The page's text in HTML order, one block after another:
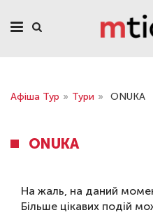
Афіша Тур » Тури » ONUKA
ONUKA
На жаль, на даний
Більше цікавих подій